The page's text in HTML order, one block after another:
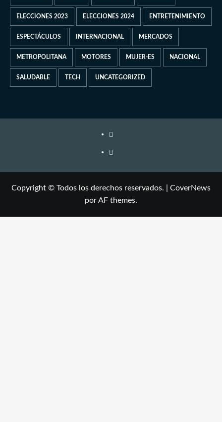
ELECCIONES 2023 ELECCIONES 2024 ENTRETENIMIENTO
ESPECTÁCULOS INTERNACIONAL MERCADOS
METROPOLITANA MOTORES MUJER-ES NACIONAL
SALUDABLE TECH UNCATEGORIZED
Copyright © Todos los derechos reservados.
CoverNews
por AF themes.